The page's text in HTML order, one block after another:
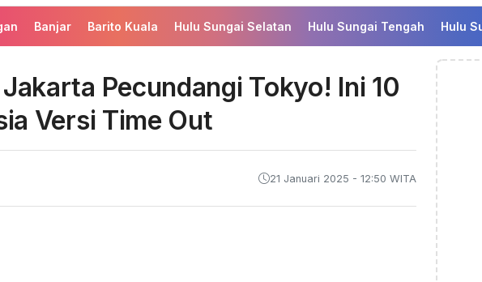
Banjar Barito Kuala Hulu Sungai Selatan Hulu Sungai Tengah Hulu
Pecundangi Tokyo! Ini 10
Versi Time Out
21 Januari 2025 - 12:50 WITA